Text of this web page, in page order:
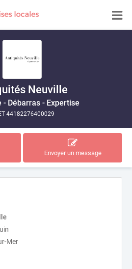
Neuville
Débarras - Expertise
44182276400029
Envoyer un message
Mer